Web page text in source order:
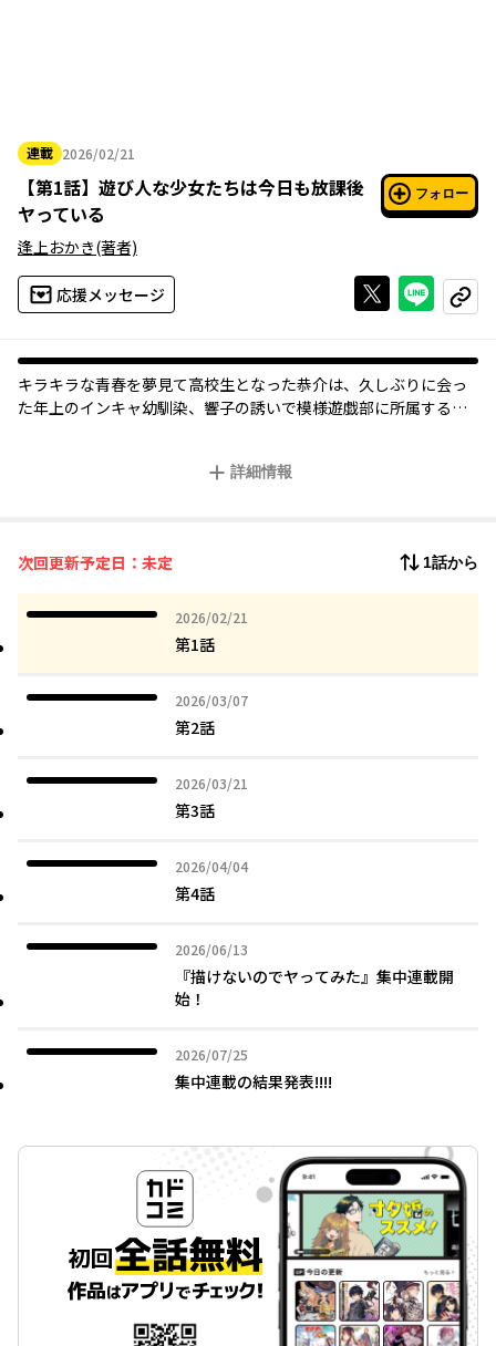
連載 2026/02/21
2026年02月21日
【第1話】 遊び人な少女たちは今日も放課後
ヤっている
フォロー
逢上おかき(著者)
応援メッセージ Xで投稿する
ライン
コピー
キラキラな青春を夢見て高校生となった恭介は、久しぶりに会っ
た年上のインキャ幼馴染、響子の誘いで模様遊戯部に所属するこ
やる知的でスマートな部活なのだが、
い……!?
この年になってやる子供の遊びはエッチで楽しい!! インモラル青
詳細情報
次回更新予定日：未定 1話から
2026/02/21
2026年02月21日
第1話
2026/03/07
2026年03月07日
第2話
2026/03/21
2026年03月21日
第3話
2026/04/04
2026年04月04日
第4話
2026/06/13
2026年06月13日
『描けないのでヤってみた』集中連載開
始！
2026/07/25
2026年07月25日
集中連載の結果発表!!!!